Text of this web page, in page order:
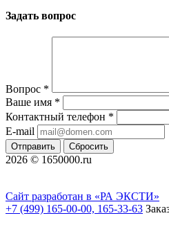
Задать вопрос
Вопрос *
Ваше имя *
Контактный телефон *
E-mail
Отправить Сбросить
2026 © 1650000.ru
Сайт разработан в «РА ЭКСТИ»
+7 (499) 165-00-00, 165-33-63